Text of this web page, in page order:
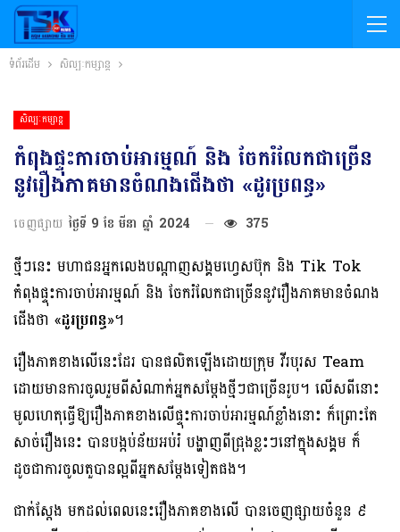
ទំព័រដើម សិល្បៈកម្សាន្ត
សិល្បៈកម្សាន្ត
កំពុងផ្ទុះការចាប់អារម្មណ៍ និង ចែករំលែកជាច្រើន
នូវរឿងភាគមានចំណងជើងថា​ «ដូរប្រពន្ធ»
ចេញផ្សាយ ថ្ងៃទី 9 ខែ មីនា ឆ្នាំ 2024 375
ថ្មីៗនេះ មហាជនអ្នកលេងបណ្តាញសង្គមហ្វេសប៊ុក និង Tik Tok
កំពុងផ្ទុះការចាប់អារម្មណ៍ និង ចែករំលែកជាច្រើននូវរឿងភាគមានចំណង
ជើងថា​ «ដូរប្រពន្ធ»។
រឿងភាគខាងលើនេះដែរ បានផលិតឡើងដោយក្រុម វីរបុរស Team
ដោយមានការចូលរួមពីសំណាក់អ្នកសម្តែងថ្មីៗជាច្រើនរូប។ លើសពីនោះ
មូលហេតុធ្វើឱ្យរឿងភាគខាងលើផ្ទុះការចាប់អារម្មណ៍ខ្លាំងនោះ ក៏ព្រោះតែ
សាច់រឿងនេះ បានបង្កប់ន័យអប់រំ បង្ហាញពីជ្រុងខ្លះៗនៅក្នុងសង្គម ក៏
ដូចជាការចូលតួបានល្អពីអ្នកសម្តែងទៀតផង។
ជាក់ស្តែង មកដល់ពេលនេះរឿងភាគខាងលើ បានចេញផ្សាយចំនួន ៩